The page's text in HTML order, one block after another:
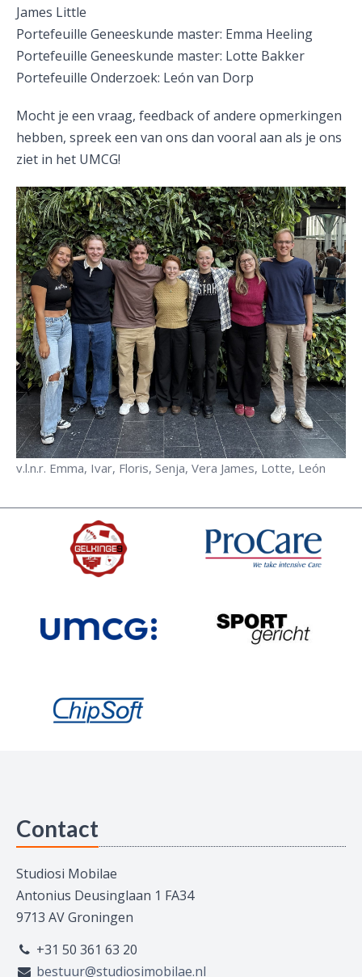
James Little
Portefeuille Geneeskunde master: Emma Heeling
Portefeuille Geneeskunde master: Lotte Bakker
Portefeuille Onderzoek: León van Dorp
Mocht je een vraag, feedback of andere opmerkingen
hebben, spreek een van ons dan vooral aan als je ons
ziet in het UMCG!
v.l.n.r. Emma, Ivar, Floris, Senja, Vera James, Lotte, León
Contact
Studiosi Mobilae
Antonius Deusinglaan 1 FA34
9713 AV Groningen
+31 50 361 63 20
bestuur@studiosimobilae.nl